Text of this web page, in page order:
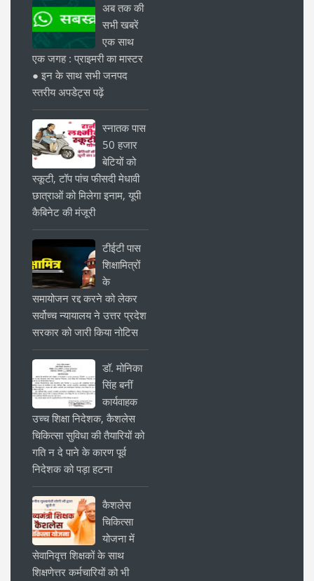
अब तक की
सभी खबरें
एक साथ
एक जगह : प्राइमरी का मास्टर
● इन के साथ सभी जनपद
स्तरीय अपडेट्स पढ़ें
स्नातक पास
50 हजार
बेटियों को
स्कूटी, टॉप पांच फीसदी मेधावी
छात्राओं को मिलेगा इनाम, यूपी
कैबिनेट की मंजूरी
टीईटी पास
शिक्षामित्रों
के
समायोजन रद्द करने को लेकर
सर्वोच्च न्यायालय ने उत्तर प्रदेश
सरकार को जारी किया नोटिस
डॉ. मोनिका
सिंह बनीं
कार्यवाहक
उच्च शिक्षा निदेशक, कैशलेस
चिकित्सा सुविधा की तैयारियों को
गति न दे पाने के कारण पूर्व
निदेशक को पड़ा हटना
कैशलेस
चिकित्सा
योजना में
सेवानिवृत्त शिक्षकों के साथ
शिक्षणेत्तर कर्मचारियों को भी